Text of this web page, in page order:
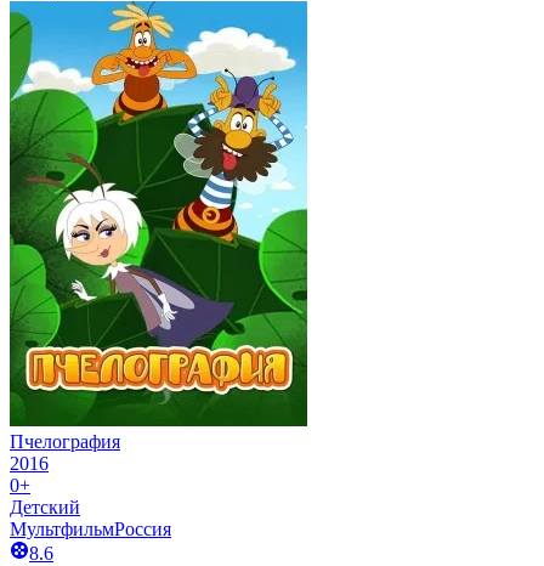
Пчелография
2016
0+
Детский
МультфильмРоссия
8.6